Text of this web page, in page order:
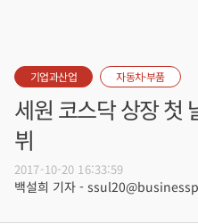
기업과산업 자동차·부품
세원 코스닥 상장 첫
뷔
2017-10-20 16:33:59
백설희 기자 -